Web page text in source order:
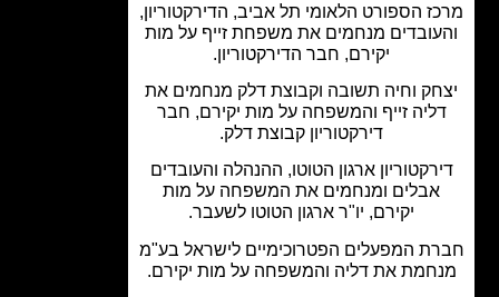
הספורט הלאומי תל אביב, הדירקטוריון,
מנחמים את משפחת זייף על מות
יקירם, חבר הדירקטוריון.
וחיה תשובה וקבוצת דלק מנחמים את
זייף והמשפחה על מות יקירם, חבר
דירקטוריון קבוצת דלק.
ארגון הטוטו, ההנהלה והעובדים
אבלים ומנחמים את המשפחה על מות
יקירם, יו"ר ארגון הטוטו לשעבר.
המפעלים הפטרוכימיים לישראל בע"מ
את דליה והמשפחה על מות יקירם.